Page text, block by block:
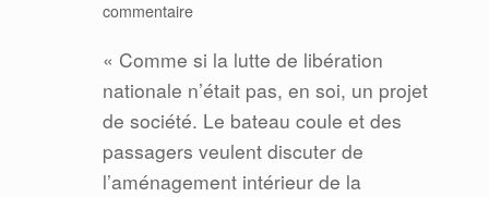
commentaire
« Comme si la lutte de libération
nationale n’était pas, en soi, un projet
de société. Le bateau coule et des
passagers veulent discuter de
l’aménagement intérieur de la